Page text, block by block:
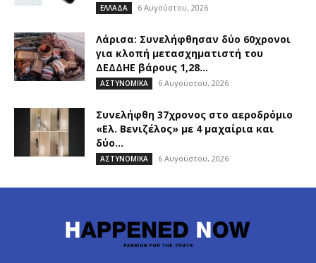
ΕΛΛΑΔΑ 6 Αυγούστου, 2026
Λάρισα: Συνελήφθησαν δύο 60χρονοι
για κλοπή μετασχηματιστή του
ΔΕΔΔΗΕ βάρους 1,28...
ΑΣΤΥΝΟΜΙΚΑ 6 Αυγούστου, 2026
Συνελήφθη 37χρονος στο αεροδρόμιο
«Ελ. Βενιζέλος» με 4 μαχαίρια και
δύο...
ΑΣΤΥΝΟΜΙΚΑ 6 Αυγούστου, 2026